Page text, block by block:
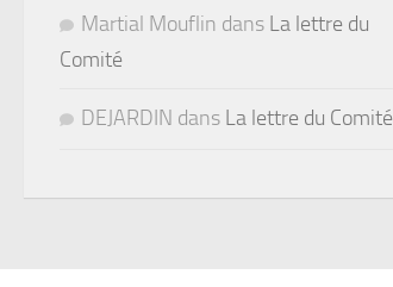
Martial Mouflin dans La lettre du
Comité
DEJARDIN dans La lettre du Comité